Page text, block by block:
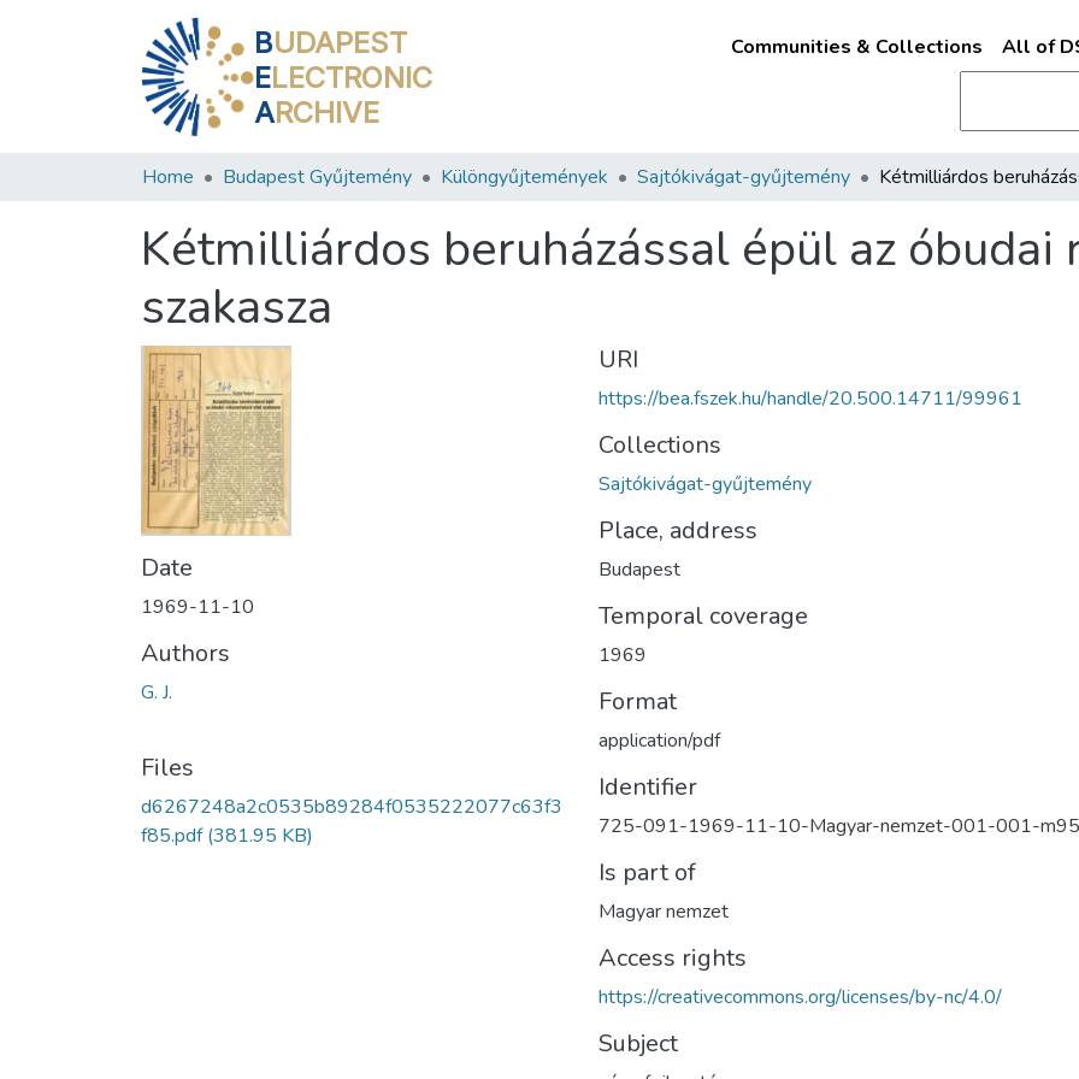
BUDAPEST
ELECTRONIC
ARCHIVE
Communities & Collections All of
Home Budapest Gyűjtemény Különgyűjtemények Sajtókivágat-gyűjtemény
Kétmilliárdos beruházással épül az óbudai
szakasza
Date
1969-11-10
Authors
G. J.
Files
d6267248a2c0535b89284f0535222077c63f3
f85.pdf(381.95 KB)
URI
https://bea.fszek.hu/handle/20.500.14711/99961
Collections
Sajtókivágat-gyűjtemény
Place, address
Budapest
Temporal coverage
1969
Format
application/pdf
Identifier
725-091-1969-11-10-Magyar-nemzet-001-001-
Is part of
Magyar nemzet
Access rights
https://creativecommons.org/licenses/by-nc/4.0/
Subject